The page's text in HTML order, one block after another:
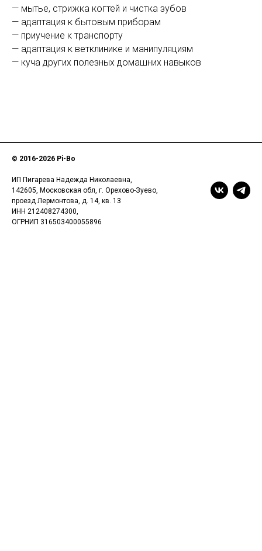
— мытье, стрижка когтей и чистка зубов
— адаптация к бытовым приборам
— приучение к транспорту
— адаптация к ветклинике и манипуляциям
— куча других полезных домашних навыков
© 2016-2026 Pi-Bo
ИП Пигарева Надежда Николаевна,
142605, Московская обл, г. Орехово-Зуево,
проезд Лермонтова, д. 14, кв. 13
ИНН 212408274300,
ОГРНИП 316503400055896